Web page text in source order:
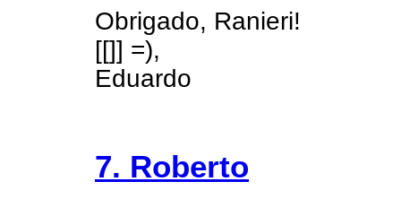
Obrigado, Ranieri!
[[]] =),
Eduardo
7. Roberto